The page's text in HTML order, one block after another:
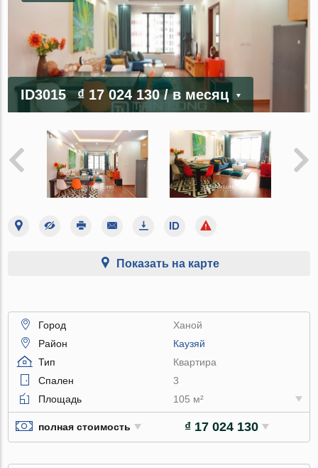
ID3015 ₫ 17 024 130/ в месяц
Показать на карте
Город
Ханой
Район
Каузяй
Тип
Квартира
Спален
3
Площадь
105 м²
полная стоимость ₫ 17 024 130